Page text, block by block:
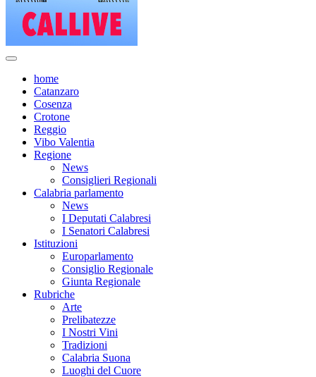
home
Catanzaro
Cosenza
Crotone
Reggio
Vibo Valentia
Regione
News
Consiglieri Regionali
Calabria parlamento
News
I Deputati Calabresi
I Senatori Calabresi
Istituzioni
Europarlamento
Consiglio Regionale
Giunta Regionale
Rubriche
Arte
Prelibatezze
I Nostri Vini
Tradizioni
Calabria Suona
Luoghi del Cuore